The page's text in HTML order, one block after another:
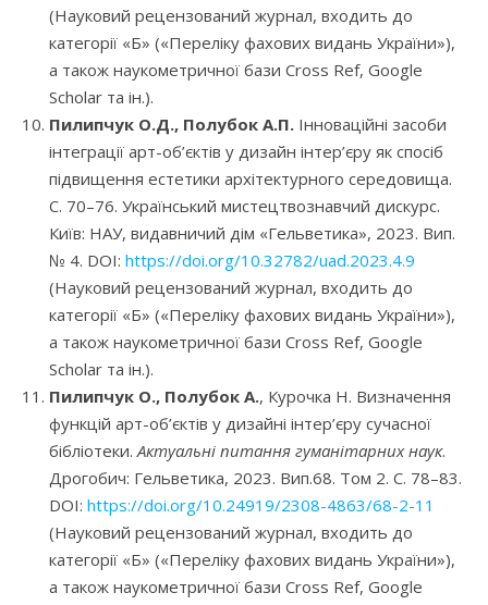
(Науковий рецензований журнал, входить до
категорії «Б» («Переліку фахових видань України»),
а також наукометричної бази Cross Ref, Google
Scholar та ін.).
Пилипчук О.Д., Полубок А.П. Інноваційні засоби
інтеграції арт-об’єктів у дизайн інтер’єру як спосіб
підвищення естетики архітектурного середовища.
С. 70–76. Український мистецтвознавчий дискурс.
Київ: НАУ, видавничий дім «Гельветика», 2023. Вип.
№ 4. DOI: https://doi.org/10.32782/uad.2023.4.9
(Науковий рецензований журнал, входить до
категорії «Б» («Переліку фахових видань України»),
а також наукометричної бази Cross Ref, Google
Scholar та ін.).
Пилипчук О., Полубок А., Курочка Н. Визначення
функцій арт-об’єктів у дизайні інтер’єру сучасної
бібліотеки. Актуальні питання гуманітарних наук.
Дрогобич: Гельветика, 2023. Вип.68. Том 2. С. 78–83.
DOI: https://doi.org/10.24919/2308-4863/68-2-11
(Науковий рецензований журнал, входить до
категорії «Б» («Переліку фахових видань України»),
а також наукометричної бази Cross Ref, Google